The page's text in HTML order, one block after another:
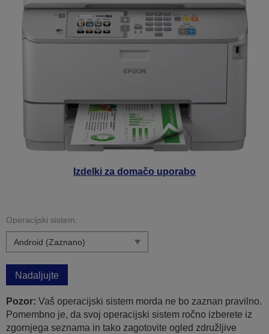
Izdelki za domačo uporabo
Operacijski sistem:
Nadaljujte
Pozor: Vaš operacijski sistem morda ne bo zaznan pravilno.
Pomembno je, da svoj operacijski sistem ročno izberete iz
zgornjega seznama in tako zagotovite ogled združljive